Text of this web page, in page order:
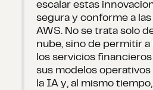
escalar estas
segura y conforme a
AWS. No se trata solo
nube, sino de permitir a
los servicios
sus modelos operativos
la IA y, al mismo